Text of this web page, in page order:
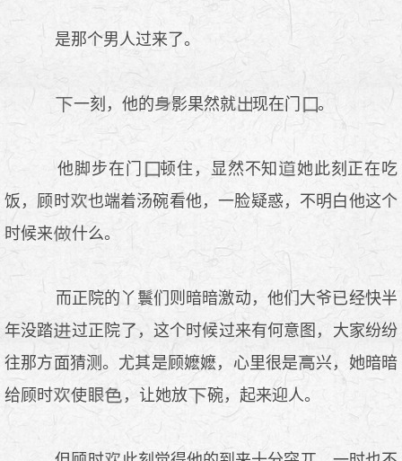
是那个男人过来了。
一刻，他的 影果然就 现在门 。
他脚步在门 顿住，显然不知
她此刻正在吃
饭，顾时
也端着汤碗看他，一脸疑惑，不明白他这个
时候来
什么。
而正院的丫鬟们则暗暗激动，他们大爷已经快半
年没踏
过正院了，这个时候过来有何意图，大家纷纷
往那方面猜测。尤其是顾嬷嬷，心里很是
兴，她暗暗
给顾时
使 ，让她放 碗，起来迎人。